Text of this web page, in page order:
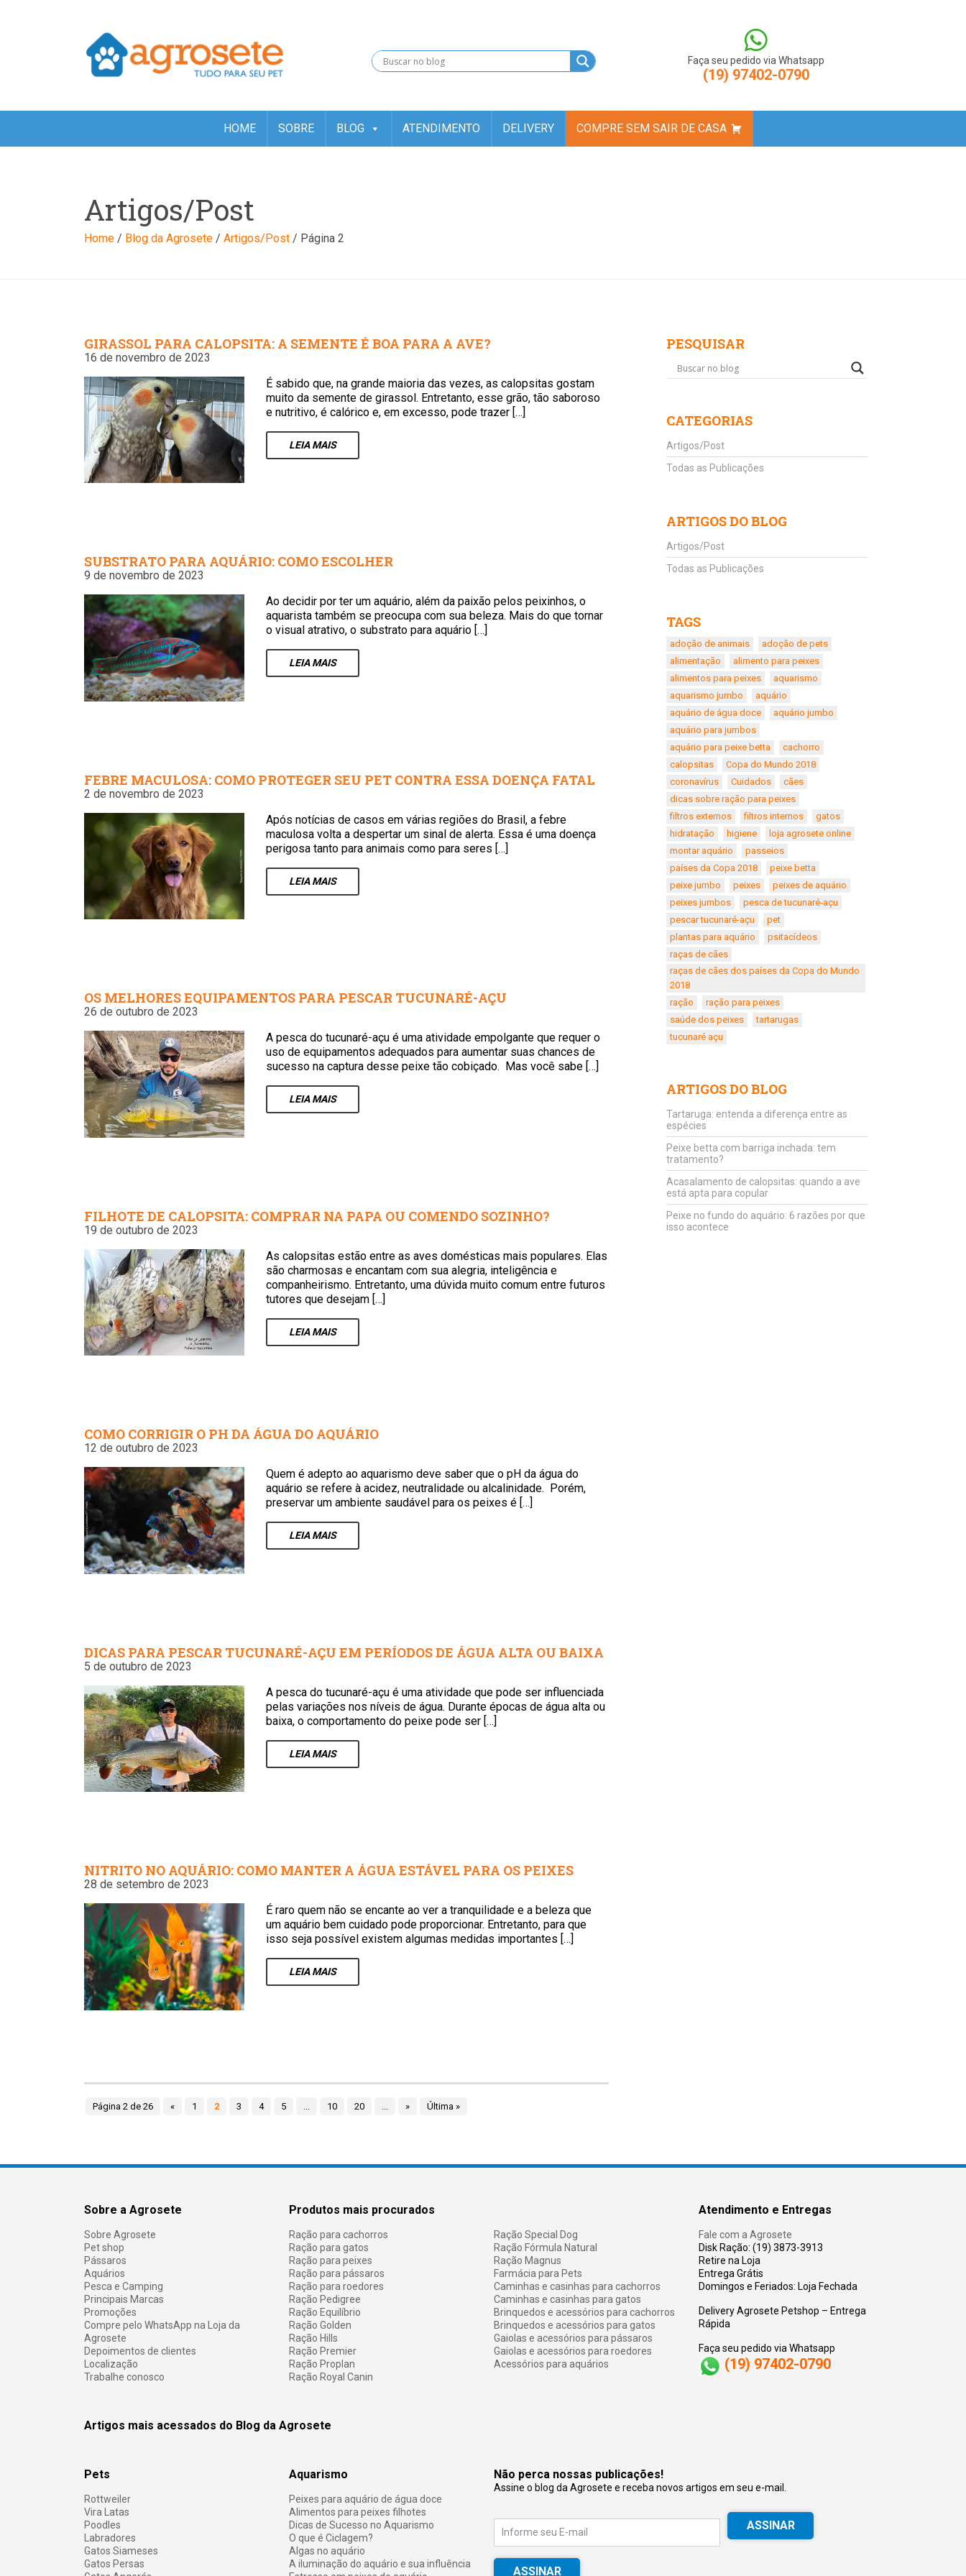
Faça seu pedido via Whatsapp
(19) 97402-0790
HOME SOBRE BLOG ATENDIMENTO DELIVERY COMPRE SEM SAIR DE CASA
Artigos/Post
Home / Blog da Agrosete / Artigos/Post / Página 2
GIRASSOL PARA CALOPSITA: A SEMENTE É BOA PARA A AVE?
16 de novembro de 2023
É sabido que, na grande maioria das vezes, as calopsitas gostam
muito da semente de girassol. Entretanto, esse grão, tão saboroso
e nutritivo, é calórico e, em excesso, pode trazer […]
LEIAMAIS
SUBSTRATO PARA AQUÁRIO: COMO ESCOLHER
9 de novembro de 2023
Ao decidir por ter um aquário, além da paixão pelos peixinhos, o
aquarista também se preocupa com sua beleza. Mais do que tornar
o visual atrativo, o substrato para aquário […]
LEIAMAIS
FEBRE MACULOSA: COMO PROTEGER SEU PET CONTRA ESSA DOENÇA FATAL
2 de novembro de 2023
Após notícias de casos em várias regiões do Brasil, a febre
maculosa volta a despertar um sinal de alerta. Essa é uma doença
perigosa tanto para animais como para seres […]
LEIAMAIS
OS MELHORES EQUIPAMENTOS PARA PESCAR TUCUNARÉ-AÇU
26 de outubro de 2023
A pesca do tucunaré-açu é uma atividade empolgante que requer o
uso de equipamentos adequados para aumentar suas chances de
sucesso na captura desse peixe tão cobiçado. Mas você sabe […]
LEIAMAIS
FILHOTE DE CALOPSITA: COMPRAR NA PAPA OU COMENDO SOZINHO?
19 de outubro de 2023
As calopsitas estão entre as aves domésticas mais populares. Elas
são charmosas e encantam com sua alegria, inteligência e
companheirismo. Entretanto, uma dúvida muito comum entre futuros
tutores que desejam […]
LEIAMAIS
COMO CORRIGIR O PH DA ÁGUA DO AQUÁRIO
12 de outubro de 2023
Quem é adepto ao aquarismo deve saber que o pH da água do
aquário se refere à acidez, neutralidade ou alcalinidade. Porém,
preservar um ambiente saudável para os peixes é […]
LEIAMAIS
DICAS PARA PESCAR TUCUNARÉ-AÇU EM PERÍODOS DE ÁGUA ALTA OU BAIXA
5 de outubro de 2023
A pesca do tucunaré-açu é uma atividade que pode ser influenciada
pelas variações nos níveis de água. Durante épocas de água alta ou
baixa, o comportamento do peixe pode ser […]
LEIAMAIS
NITRITO NO AQUÁRIO: COMO MANTER A ÁGUA ESTÁVEL PARA OS PEIXES
28 de setembro de 2023
É raro quem não se encante ao ver a tranquilidade e a beleza que
um aquário bem cuidado pode proporcionar. Entretanto, para que
isso seja possível existem algumas medidas importantes […]
LEIAMAIS
Página 2 de 26 « 1 2 3 4 5 10 20 » Última »
PESQUISAR
CATEGORIAS
Artigos/Post
Todas as Publicações
ARTIGOS DO BLOG
Artigos/Post
Todas as Publicações
TAGS
adoção de animais
adoção de pets
alimentação
alimento para peixes
alimentos para peixes
aquarismo
aquarismo jumbo
aquário
aquário de água doce
aquário jumbo
aquário para jumbos
aquário para peixe betta
cachorro
calopsitas
Copa do Mundo 2018
coronavírus
Cuidados
cães
dicas sobre ração para peixes
filtros externos
filtros internos
gatos
hidratação
higiene
loja agrosete online
montar aquário
passeios
países da Copa 2018
peixe betta
peixe jumbo
peixes
peixes de aquário
peixes jumbos
pesca de tucunaré-açu
pescar tucunaré-açu
pet
plantas para aquário
psitacídeos
raças de cães
raças de cães dos países da Copa do Mundo
2018
ração
ração para peixes
saúde dos peixes
tartarugas
tucunaré açu
ARTIGOS DO BLOG
Tartaruga: entenda a diferença entre as
espécies
Peixe betta com barriga inchada: tem
tratamento?
Acasalamento de calopsitas: quando a ave
está apta para copular
Peixe no fundo do aquário: 6 razões por que
isso acontece
Sobre a Agrosete
Sobre Agrosete
Pet shop
Pássaros
Aquários
Pesca e Camping
Principais Marcas
Promoções
Compre pelo WhatsApp na Loja da
Agrosete
Depoimentos de clientes
Localização
Trabalhe conosco
Produtos mais procurados
Ração para cachorros
Ração para gatos
Ração para peixes
Ração para pássaros
Ração para roedores
Ração Pedigree
Ração Equilíbrio
Ração Golden
Ração Hills
Ração Premier
Ração Proplan
Ração Royal Canin
Ração Special Dog
Ração Fórmula Natural
Ração Magnus
Farmácia para Pets
Caminhas e casinhas para cachorros
Caminhas e casinhas para gatos
Brinquedos e acessórios para cachorros
Brinquedos e acessórios para gatos
Gaiolas e acessórios para pássaros
Gaiolas e acessórios para roedores
Acessórios para aquários
Atendimento e Entregas
Fale com a Agrosete
Disk Ração: (19) 3873-3913
Retire na Loja
Entrega Grátis
Domingos e Feriados: Loja Fechada
Delivery Agrosete Petshop – Entrega
Rápida
Faça seu pedido via Whatsapp
(19) 97402-0790
Artigos mais acessados do Blog da Agrosete
Pets
Rottweiler
Vira Latas
Poodles
Labradores
Gatos Siameses
Gatos Persas
Aquarismo
Peixes para aquário de água doce
Alimentos para peixes filhotes
Dicas de Sucesso no Aquarismo
O que é Ciclagem?
Algas no aquário
A iluminação do aquário e sua influência
Não perca nossas publicações!
Assine o blog da Agrosete e receba novos artigos em seu e-mail.
ASSINAR